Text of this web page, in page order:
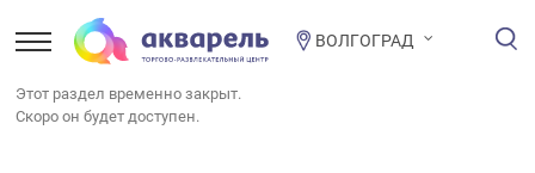
ВОЛГОГРАД
Этот раздел временно закрыт.
Скоро он будет доступен.